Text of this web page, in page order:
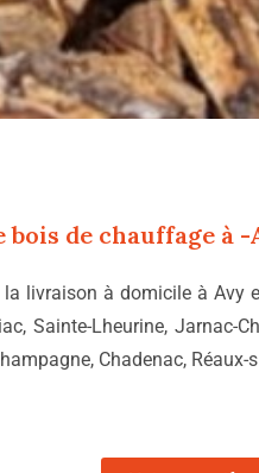
de chauffage à -
la livraison à domicile à Avy
Sainte-Lheurine, Jarnac-
Chadenac,